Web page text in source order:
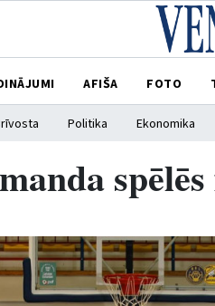
AFIŠA FOTO
Politika Ekonomika